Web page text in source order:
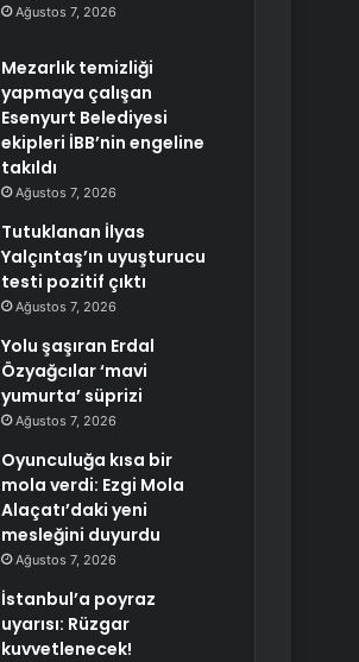
Ağustos 7, 2026
Mezarlık temizliği
yapmaya çalışan
Esenyurt Belediyesi
ekipleri İBB’nin engeline
takıldı
Ağustos 7, 2026
Tutuklanan İlyas
Yalçıntaş’ın uyuşturucu
testi pozitif çıktı
Ağustos 7, 2026
Yolu şaşıran Erdal
Özyağcılar ‘mavi
yumurta’ süprizi
Ağustos 7, 2026
Oyunculuğa kısa bir
mola verdi: Ezgi Mola
Alaçatı’daki yeni
mesleğini duyurdu
Ağustos 7, 2026
İstanbul’a poyraz
uyarısı: Rüzgar
kuvvetlenecek!